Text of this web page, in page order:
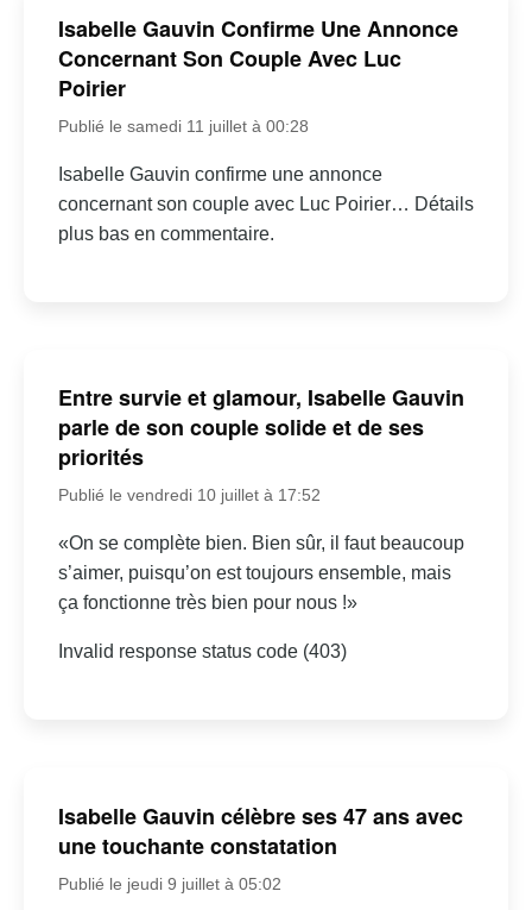
Isabelle Gauvin Confirme Une Annonce
Concernant Son Couple Avec Luc
Poirier
Publié le samedi 11 juillet à 00:28
Isabelle Gauvin confirme une annonce
concernant son couple avec Luc Poirier… Détails
plus bas en commentaire.
Entre survie et glamour, Isabelle Gauvin
parle de son couple solide et de ses
priorités
Publié le vendredi 10 juillet à 17:52
«On se complète bien. Bien sûr, il faut beaucoup
s’aimer, puisqu’on est toujours ensemble, mais
ça fonctionne très bien pour nous !»
Invalid response status code (403)
Isabelle Gauvin célèbre ses 47 ans avec
une touchante constatation
Publié le jeudi 9 juillet à 05:02